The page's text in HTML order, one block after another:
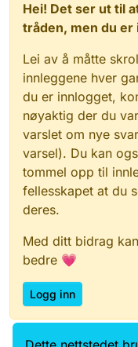
Hei! Det ser ut til
tråden, men du er
Lei av å måtte
innleggene hver
du er innlogget,
nøyaktig der du
varslet om nye
varsel). Du kan
tommel opp til
fellesskapet at du
deres.
Med ditt bidrag
bedre 💗
Logg inn